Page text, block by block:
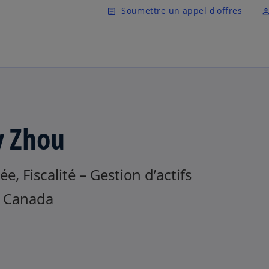
Skip to main content
article Soumettre un appel d'offres perm_identity
Zhou
Fiscalité – Gestion d’actifs